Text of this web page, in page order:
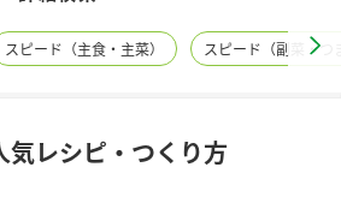
スピード（主食・主菜） スピード（副菜・つ
気レシピ・つくり方